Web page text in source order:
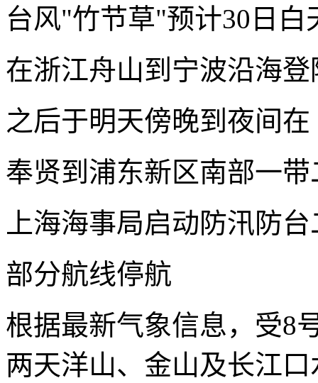
台风"竹节草"预计30日白
在浙江舟山到宁波沿海登
之后于明天傍晚到夜间在
奉贤到浦东新区南部一
上海海事局启动防汛防
部分航线停航
根据最新气象信息，受8
两天洋山、金山及长江